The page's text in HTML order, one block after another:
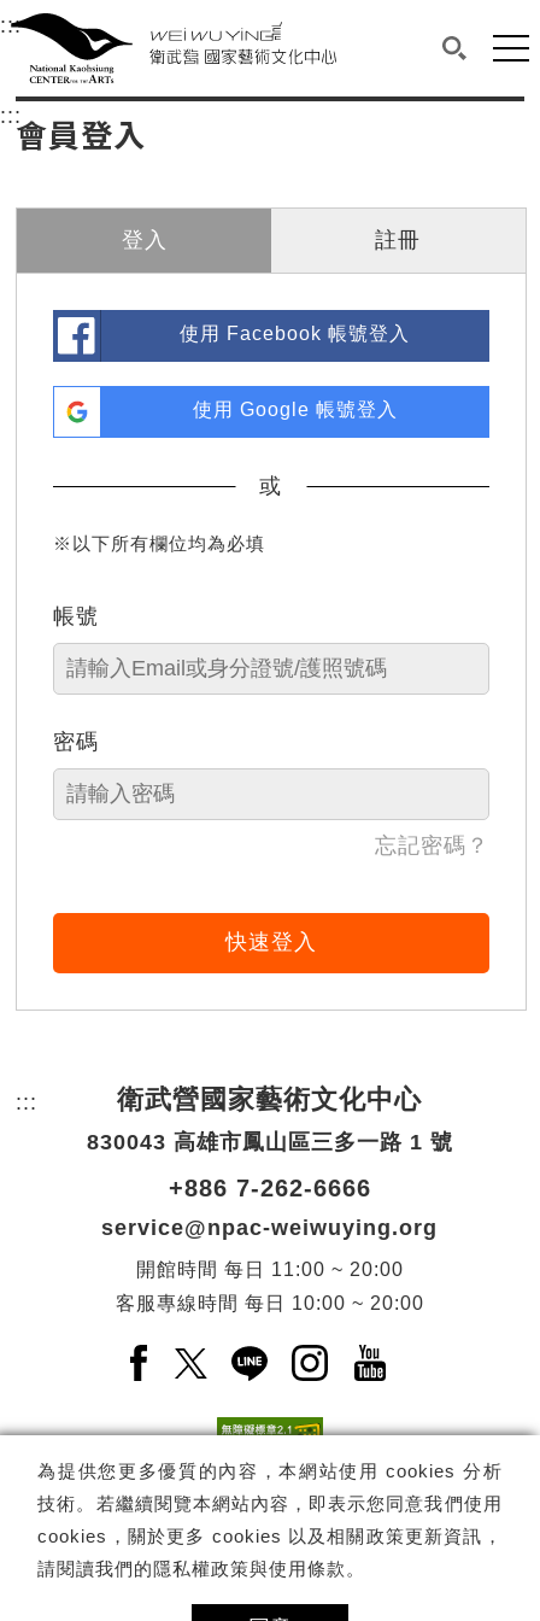
衛武營國家藝術文化中心
中央內容區塊，為本頁主要內容區。
:::選單連結區塊，此區塊列有本網站主要連結。
衛武營國家藝術文化中心
搜尋(開
網
::: 中央內容區塊，為本頁主要內容區。
會員登入
登入 註冊
使用 Facebook 帳號登入
使用 Google 帳號登入
或
※以下所有欄位均為必填
帳號
密碼
忘記密碼？
快速登入
為提供您更多優質的內容，本網站使用 cookies 分析
技術。若繼續閱覽本網站內容，即表示您同意我們使用
cookies，關於更多 cookies 以及相關政策更新資訊，
請閱讀我們的隱私權政策與使用條款 。
::: 頁尾網站資訊。
衛武營國家藝術文化中心
830043 高雄市鳳山區三多一路 1 號
+886 7-262-6666
service@npac-weiwuying.org
開館時間 每日
11:00 ~ 20:00
客服專線時間 每日 10:00 ~ 20:00
Facebook(另開新視窗)
X(另開新視窗)
LINE(另開新視窗)
Instagram(另開新視
YouTube(另開
電子報訂閱 訂閱
Copyright © 國家表演藝術中心 -衛武營國家藝術文化中心